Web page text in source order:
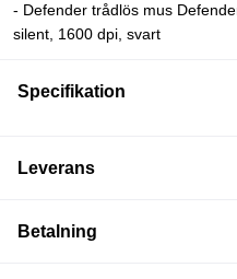
- Defender trådlös mus
silent, 1600 dpi, svart
Specifikation
Leverans
Betalning